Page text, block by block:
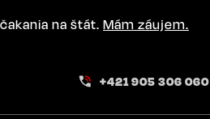
na štát. Mám záujem.
+421 905 306 060